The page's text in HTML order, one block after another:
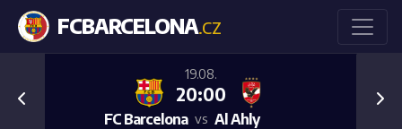
FCBARCELONA.CZ
19.08.
20:00
FC Barcelona vs Al Ahly
Previous